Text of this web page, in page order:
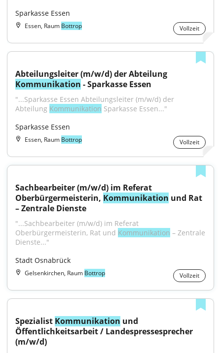
Sparkasse Essen
Essen, Raum Bottrop Vollzeit
Kommunikation - Sparkasse Essen
"...Sparkasse Essen Abteilungsleiter (m/w/d) der
Abteilung Kommunikation Sparkasse Essen..."
Sparkasse Essen
Essen, Raum Bottrop Vollzeit
Sachbearbeiter (m/w/d) im Referat
Oberbürgermeisterin, Kommunikation und Rat
– Zentrale Dienste
"...Sachbearbeiter (m/w/d) im Referat
Oberbürgermeisterin, Rat und Kommunikation – Zentrale
Dienste..."
Stadt Osnabrück
Gelsenkirchen, Raum Bottrop Vollzeit
Spezialist Kommunikation und
Öffentlichkeitsarbeit / Landespressesprecher
(m/w/d)